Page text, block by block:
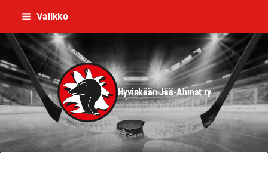
Siirry
sisältöön
Valikko
Hyvinkään Jää-Ahmat ry